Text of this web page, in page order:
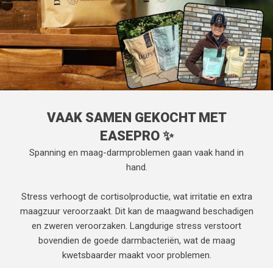
VAAK SAMEN GEKOCHT MET
EASEPRO ✨
Spanning en maag-darmproblemen gaan vaak hand in
hand.
Stress verhoogt de cortisolproductie, wat irritatie en extra
maagzuur veroorzaakt. Dit kan de maagwand beschadigen
en zweren veroorzaken. Langdurige stress verstoort
bovendien de goede darmbacteriën, wat de maag
kwetsbaarder maakt voor problemen.